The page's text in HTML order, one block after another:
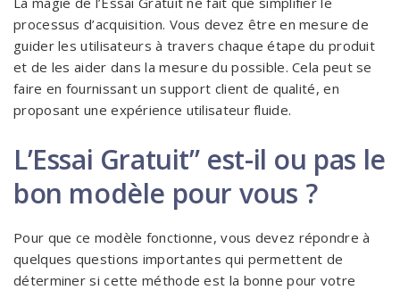
processus d’acquisition. Vous devez être en mesure de
guider les utilisateurs à travers chaque étape du produit
et de les aider dans la mesure du possible. Cela peut se
faire en fournissant un support client de qualité, en
proposant une expérience utilisateur fluide.
L’Essai Gratuit” est-il ou pas le
bon modèle pour vous ?
Pour que ce modèle fonctionne, vous devez répondre à
quelques questions importantes qui permettent de
déterminer si cette méthode est la bonne pour votre